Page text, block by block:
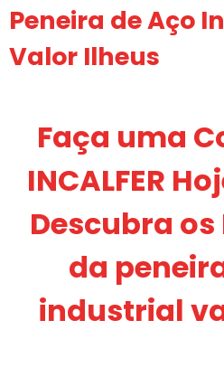
Peneira de Aço
Valor Ilheus
Faça uma
INCALFER
Descubra
da
industrial